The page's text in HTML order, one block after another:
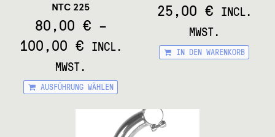
NTC 225
80,00 €–
100,00 € INCL.
MWST.
AUSFÜHRUNG WÄHLEN
mehrere
Varianten
25,00 € INCL.
MWST.
IN DEN WARENKORB